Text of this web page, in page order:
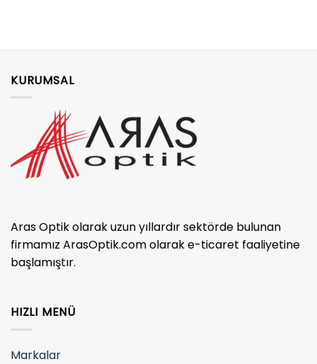
KURUMSAL
Aras Optik olarak uzun yıllardır sektörde bulunan
firmamız ArasOptik.com olarak e-ticaret faaliyetine
başlamıştır.
HIZLI MENÜ
Markalar